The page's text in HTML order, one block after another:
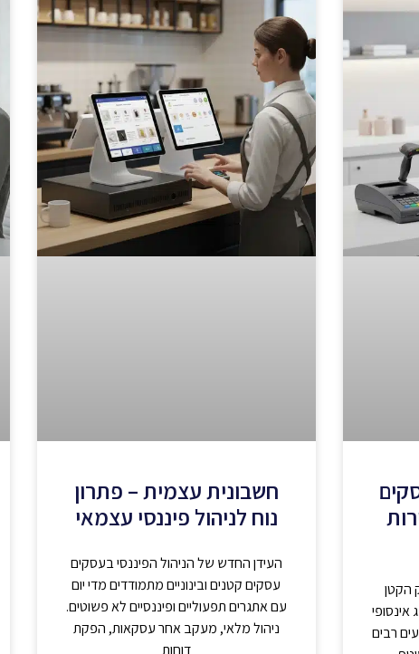
הקטן
אינסופי
רבים
חשבונית עצמית – פתרון
נוח לניהול פיננסי עצמאי
העידן החדש של הניהול הפיננסי בעסקים
עסקים קטנים ובינוניים מתמודדים מדי יום
עם אתגרים תפעוליים ופיננסיים לא פשוטים.
ניהול מלאי, מעקב אחר עסקאות, הפקת
דוחות